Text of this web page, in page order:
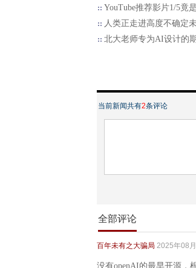
YouTube推荐影片1/5竟
人类正走进高度不确定
北大老师专为AI设计的
当前新闻共有2条评论
全部评论
百年未有之大骗局 2025年08
没有openAI的最早开源，